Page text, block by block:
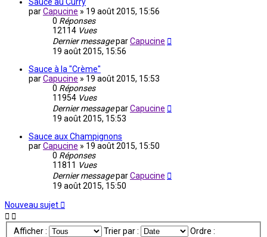
parCapucine » 19 août 2015, 15:56
0 Réponses
12114 Vues
Dernier messageparCapucine
19 août 2015, 15:56
Sauce à la "Crème"
parCapucine » 19 août 2015, 15:53
0 Réponses
11954 Vues
Dernier messageparCapucine
19 août 2015, 15:53
Sauce aux Champignons
parCapucine » 19 août 2015, 15:50
0 Réponses
11811 Vues
Dernier messageparCapucine
19 août 2015, 15:50
Nouveau sujet
Afficher : Trier par : Ordre :